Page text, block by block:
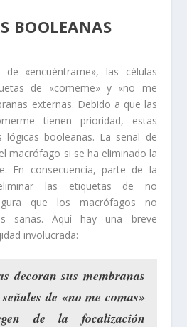
BOOLEANAS
«encuéntrame», las células
de «comeme» y «no me
externas. Debido a que las
tienen prioridad, estas
lógicas booleanas. La señal de
macrófago si se ha eliminado la
En consecuencia, parte de la
las etiquetas de no
que los macrófagos no
sanas. Aquí hay una breve
involucrada:
decoran sus membranas
de «no me comas»
de la focalización